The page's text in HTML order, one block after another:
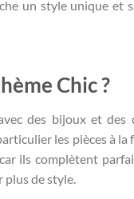
un style unique et
Chic ?
des bijoux et des
les pièces à la
ils complètent
de style.